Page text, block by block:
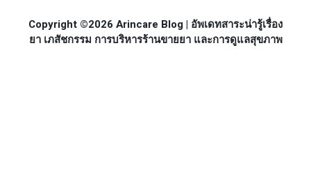
Copyright ©2026 Arincare Blog | อัพเดทสาระน่ารู้เรื่อง
ยา เภสัชกรรม การบริหารร้านขายยา และการดูแลสุขภาพ